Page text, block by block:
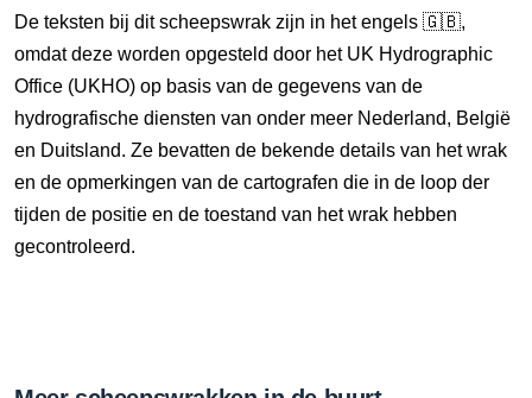
De teksten bij dit scheepswrak zijn in het engels 🇬🇧,
omdat deze worden opgesteld door het UK Hydrographic
Office (UKHO) op basis van de gegevens van de
hydrografische diensten van onder meer Nederland, België
en Duitsland. Ze bevatten de bekende details van het wrak
en de opmerkingen van de cartografen die in de loop der
tijden de positie en de toestand van het wrak hebben
gecontroleerd.